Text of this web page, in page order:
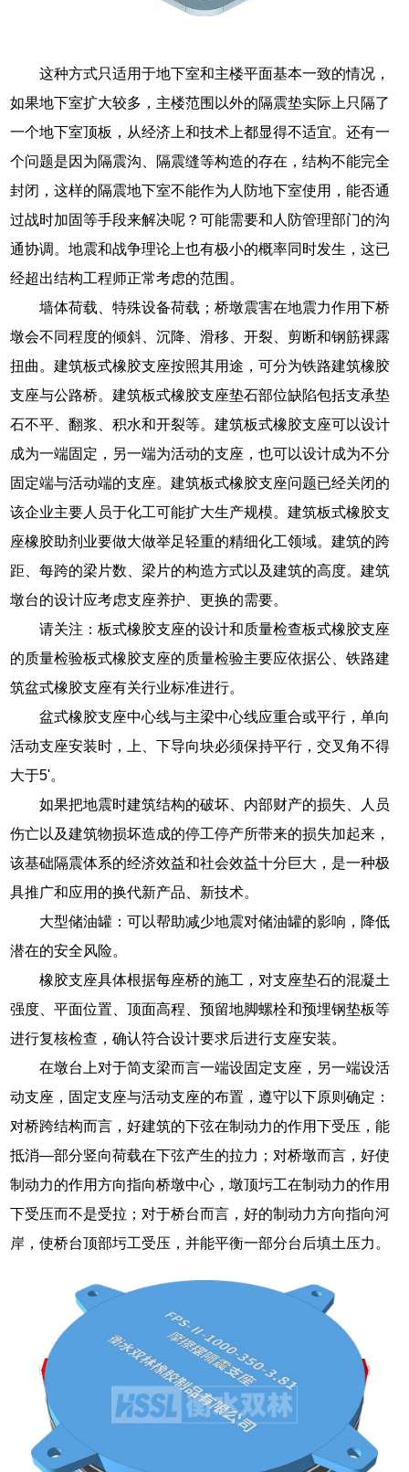
这种方式只适用于地下室和主楼平面基本一致的情况，
如果地下室扩大较多，主楼范围以外的隔震垫实际上只隔了
一个地下室顶板，从经济上和技术上都显得不适宜。还有一
个问题是因为隔震沟、隔震缝等构造的存在，结构不能完全
封闭，这样的隔震地下室不能作为人防地下室使用，能否通
过战时加固等手段来解决呢？可能需要和人防管理部门的沟
通协调。地震和战争理论上也有极小的概率同时发生，这已
经超出结构工程师正常考虑的范围。
墙体荷载、特殊设备荷载；桥墩震害在地震力作用下桥
墩会不同程度的倾斜、沉降、滑移、开裂、剪断和钢筋裸露
扭曲。建筑板式橡胶支座按照其用途，可分为铁路建筑橡胶
支座与公路桥。建筑板式橡胶支座垫石部位缺陷包括支承垫
石不平、翻浆、积水和开裂等。建筑板式橡胶支座可以设计
成为一端固定，另一端为活动的支座，也可以设计成为不分
固定端与活动端的支座。建筑板式橡胶支座问题已经关闭的
该企业主要人员于化工可能扩大生产规模。建筑板式橡胶支
座橡胶助剂业要做大做举足轻重的精细化工领域。建筑的跨
距、每跨的梁片数、梁片的构造方式以及建筑的高度。建筑
墩台的设计应考虑支座养护、更换的需要。
请关注：板式橡胶支座的设计和质量检查板式橡胶支座
的质量检验板式橡胶支座的质量检验主要应依据公、铁路建
筑盆式橡胶支座有关行业标准进行。
盆式橡胶支座中心线与主梁中心线应重合或平行，单向
活动支座安装时，上、下导向块必须保持平行，交叉角不得
大于5'。
如果把地震时建筑结构的破坏、内部财产的损失、人员
伤亡以及建筑物损坏造成的停工停产所带来的损失加起来，
该基础隔震体系的经济效益和社会效益十分巨大，是一种极
具推广和应用的换代新产品、新技术。
大型储油罐：可以帮助减少地震对储油罐的影响，降低
潜在的安全风险。
橡胶支座具体根据每座桥的施工，对支座垫石的混凝土
强度、平面位置、顶面高程、预留地脚螺栓和预埋钢垫板等
进行复核检查，确认符合设计要求后进行支座安装。
在墩台上对于简支梁而言一端设固定支座，另一端设活
动支座，固定支座与活动支座的布置，遵守以下原则确定：
对桥跨结构而言，好建筑的下弦在制动力的作用下受压，能
抵消—部分竖向荷载在下弦产生的拉力；对桥墩而言，好使
制动力的作用方向指向桥墩中心，墩顶圬工在制动力的作用
下受压而不是受拉；对于桥台而言，好的制动力方向指向河
岸，使桥台顶部圬工受压，并能平衡一部分台后填土压力。